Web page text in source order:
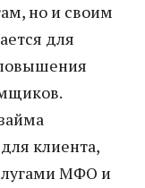
но и своим
для
клиента,
МФО и